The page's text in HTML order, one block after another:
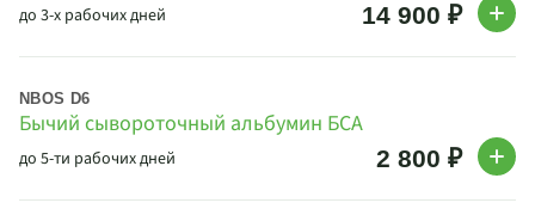
до 3-х рабочих дней 14 900 ₽
Бычий сывороточный альбумин БСА
NBOS D6
до 5-ти рабочих дней 2 800 ₽